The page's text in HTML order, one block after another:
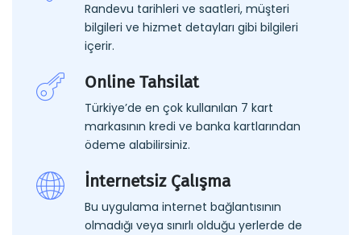
Randevu tarihleri ve saatleri, müşteri
bilgileri ve hizmet detayları gibi bilgileri
içerir.
Online Tahsilat
Türkiye’de en çok kullanılan 7 kart
markasının kredi ve banka kartlarından
ödeme alabilirsiniz.
İnternetsiz Çalışma
Bu uygulama internet bağlantısının
olmadığı veya sınırlı olduğu yerlerde de